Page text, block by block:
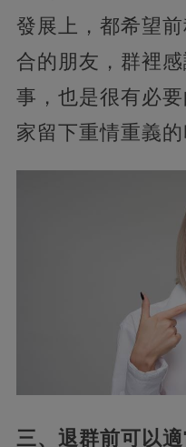
發展上，都希望
合的朋友，群裡
事，也是很有必
家留下重情重義的
三、退群前可以